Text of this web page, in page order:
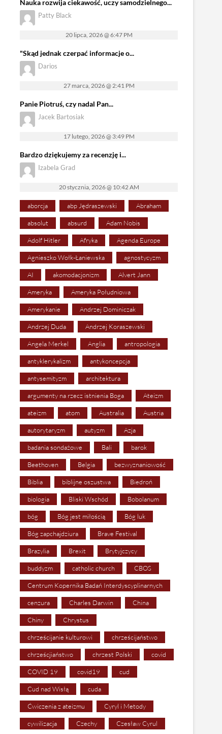
Nauka rozwija ciekawość, uczy samodzielnego...
Patty Black
20 lipca, 2026 @ 6:47 PM
"Skąd jednak czerpać informacje o...
Darios
27 marca, 2026 @ 2:41 PM
Panie Piotruś, czy nadal Pan...
Jacek Bartosiak
17 lutego, 2026 @ 3:49 PM
Bardzo dziękujemy za recenzję i...
Izabela Grad
20 stycznia, 2026 @ 10:42 AM
aborcja abp Jędraszewski Abraham
absolut absurd Adam Nobis
Adolf Hitler Afryka Agenda Europe
Agnieszko Wołk-Łaniewska agnostycyzm
AI akomodacjonizm Alvert Jann
Ameryka Ameryka Południowa
Amerykanie Andrzej Dominiczak
Andrzej Duda Andrzej Koraszewski
Angela Merkel Anglia antropologia
antyklerykalizm antykoncepcja
antysemityzm architektura
argumenty na rzecz istnienia Boga Ateizm
ateizm atom Australia Austria
autorytaryzm autyzm Azja
badania sondażowe Bali barok
Beethoven Belgia bezwyznaniowość
Biblia biblijne oszustwa Biedroń
biologia Bliski Wschód Bobolanum
bóg Bóg jest miłością Bóg luk
Bóg zapchajdziura Brave Festival
Brazylia Brexit Brytyjczycy
buddyzm catholic church CBOS
Centrum Kopernika Badań Interdyscyplinarnych
cenzura Charles Darwin China
Chiny Chrystus
chrześcijanie kulturowi chrześcijaństwo
chrześcjiaństwo chrzest Polski covid
COVID 19 covid19 cud
Cud nad Wisłą cuda
Ćwiczenia z ateizmu Cyryl i Metody
cywilizacja Czechy Czesław Cyrul